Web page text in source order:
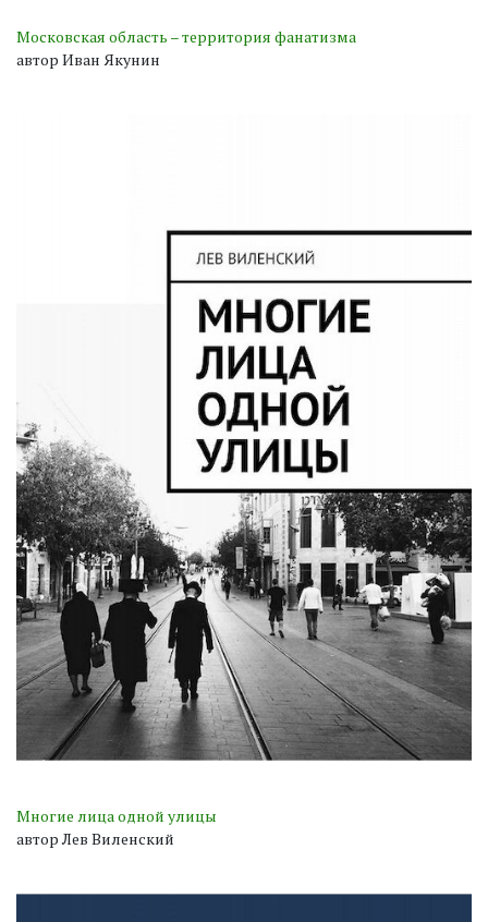
Московская область – территория фанатизма
автор Иван Якунин
Многие лица одной улицы
автор Лев Виленский